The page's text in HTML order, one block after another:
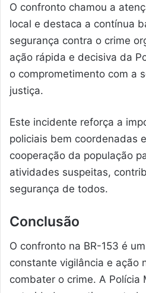
O confronto chamou a
local e destaca a contínua
segurança contra o crime
ação rápida e decisiva da
o comprometimento com a
justiça.
Este incidente reforça a
policiais bem coordenadas
cooperação da população
atividades suspeitas,
segurança de todos.
Conclusão
O confronto na BR-153 é
constante vigilância e ação
combater o crime. A Polícia